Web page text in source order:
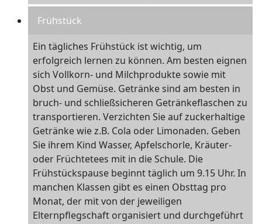
Frühstück
Ein tägliches Frühstück ist wichtig, um
erfolgreich lernen zu können. Am besten eignen
sich Vollkorn- und Milchprodukte sowie mit
Obst und Gemüse. Getränke sind am besten in
bruch- und schließsicheren Getränkeflaschen zu
transportieren. Verzichten Sie auf zuckerhaltige
Getränke wie z.B. Cola oder Limonaden. Geben
Sie ihrem Kind Wasser, Apfelschorle, Kräuter-
oder Früchtetees mit in die Schule. Die
Frühstückspause beginnt täglich um 9.15 Uhr. In
manchen Klassen gibt es einen Obsttag pro
Monat, der mit von der jeweiligen
Elternpflegschaft organisiert und durchgeführt